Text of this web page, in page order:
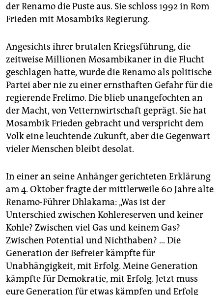
der Renamo die Puste aus. Sie schloss 1992 in Rom
Frieden mit Mosambiks Regierung.
Angesichts ihrer brutalen Kriegsführung, die
zeitweise Millionen Mosambikaner in die Flucht
geschlagen hatte, wurde die Renamo als politische
Partei aber nie zu einer ernsthaften Gefahr für die
regierende Frelimo. Die blieb unangefochten an
der Macht, von Vetternwirtschaft geprägt. Sie hat
Mosambik Frieden gebracht und verspricht dem
Volk eine leuchtende Zukunft, aber die Gegenwart
vieler Menschen bleibt desolat.
In einer an seine Anhänger gerichteten Erklärung
am 4. Oktober fragte der mittlerweile 60 Jahre alte
Renamo-Führer Dhlakama: „Was ist der
Unterschied zwischen Kohlereserven und keiner
Kohle? Zwischen viel Gas und keinem Gas?
Zwischen Potential und Nichthaben? … Die
Generation der Befreier kämpfte für
Unabhängigkeit, mit Erfolg. Meine Generation
kämpfte für Demokratie, mit Erfolg. Jetzt muss
eure Generation für etwas kämpfen und Erfolg